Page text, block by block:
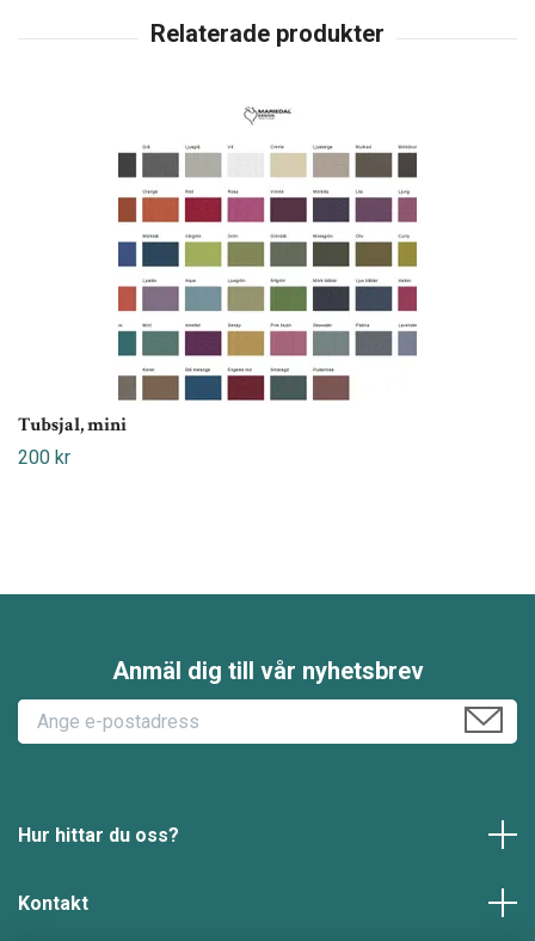
Tubsjal, mini
200 kr
Anmäl dig till vår nyhetsbrev
Hur hittar du oss?
Kontakt